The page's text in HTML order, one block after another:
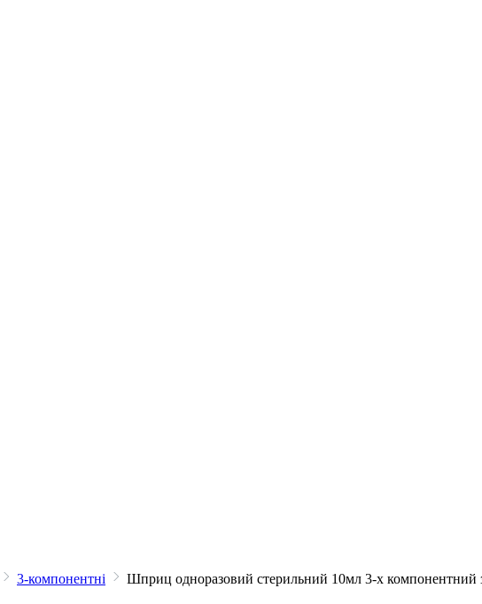
3-компонентні Шприц одноразовий стерильний 10мл 3-х компонентний